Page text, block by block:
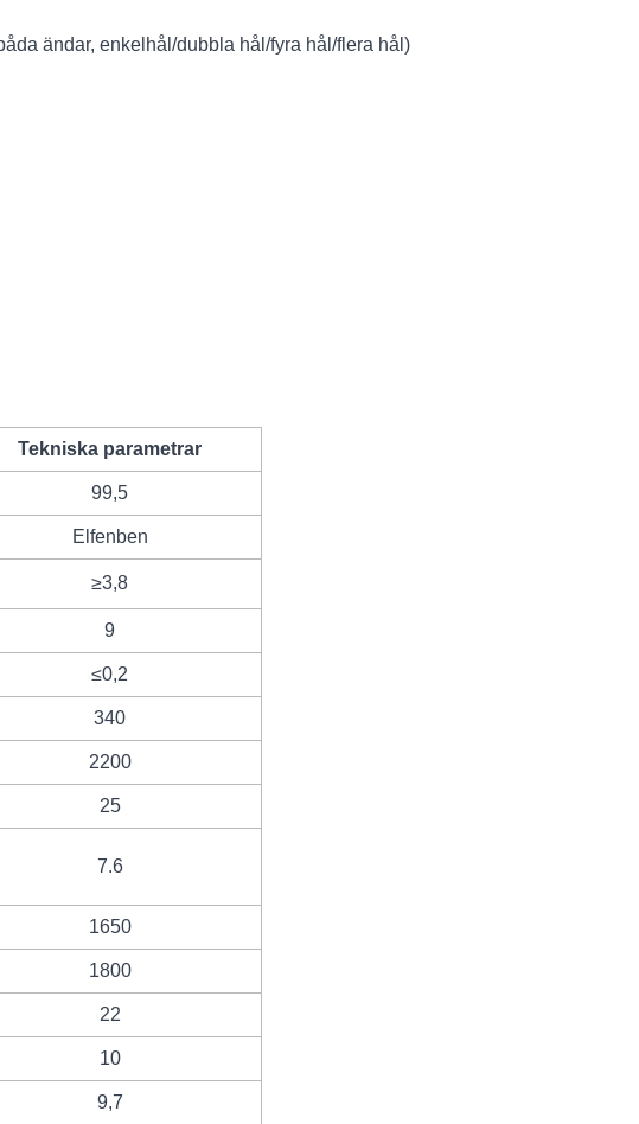
ändar, enkelhål/dubbla hål/fyra hål/flera hål)
Tekniska parametrar
99,5
Elfenben
≥3,8
9
≤0,2
340
2200
25
7.6
1650
1800
22
10
9,7